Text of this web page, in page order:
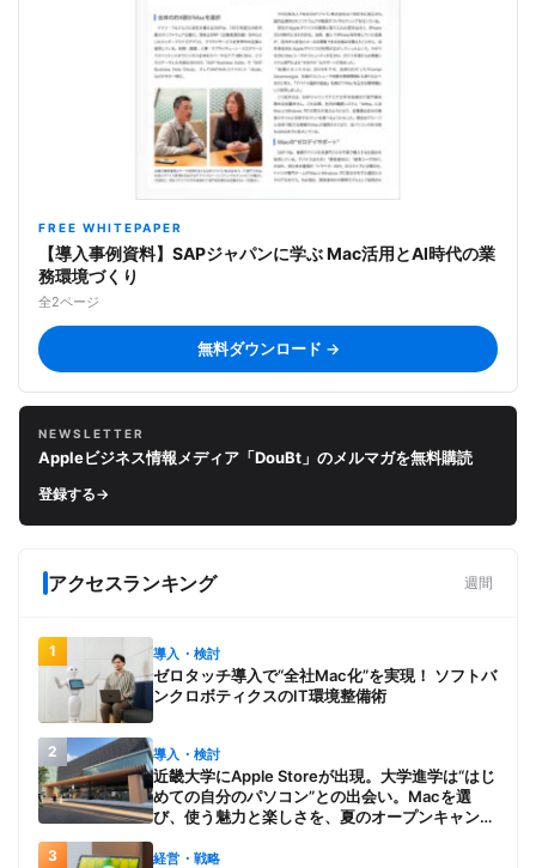
FREE WHITEPAPER
【導入事例資料】SAPジャパンに学ぶ Mac活用とAI時代の業
務環境づくり
全2ページ
無料ダウンロード →
NEWSLETTER
Appleビジネス情報メディア「DouBt」のメルマガを無料購読
登録する→
アクセスランキング 週間
1 導入・検討
ゼロタッチ導入で“全社Mac化”を実現！ ソフトバ
ンクロボティクスのIT環境整備術
2 導入・検討
近畿大学にApple Storeが出現。大学進学は“はじ
めての自分のパソコン”との出会い。Macを選
び、使う魅力と楽しさを、夏のオープンキャンパ
3 経営・戦略